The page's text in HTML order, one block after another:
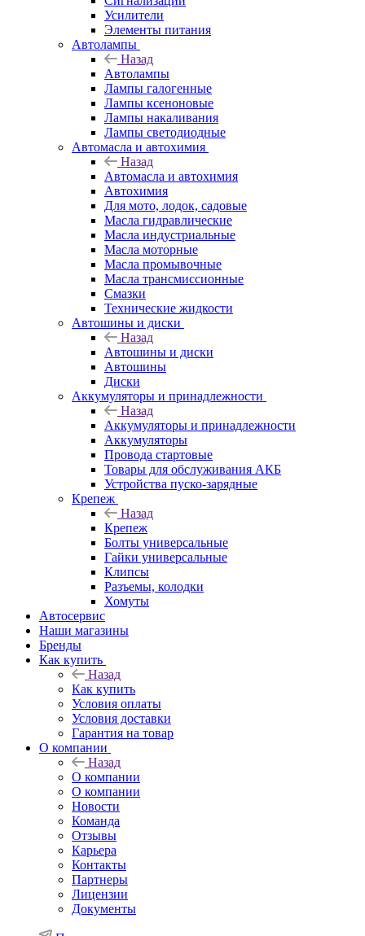
Усилители
Элементы питания
Автолампы
Назад
Автолампы
Лампы галогенные
Лампы ксеноновые
Лампы накаливания
Лампы светодиодные
Автомасла и автохимия
Назад
Автомасла и автохимия
Автохимия
Для мото, лодок, садовые
Масла гидравлические
Масла индустриальные
Масла моторные
Масла промывочные
Масла трансмиссионные
Смазки
Технические жидкости
Автошины и диски
Назад
Автошины и диски
Автошины
Диски
Аккумуляторы и принадлежности
Назад
Аккумуляторы и принадлежности
Аккумуляторы
Провода стартовые
Товары для обслуживания АКБ
Устройства пуско-зарядные
Крепеж
Назад
Крепеж
Болты универсальные
Гайки универсальные
Клипсы
Разъемы, колодки
Хомуты
Автосервис
Наши магазины
Бренды
Как купить
Назад
Как купить
Условия оплаты
Условия доставки
Гарантия на товар
О компании
Назад
О компании
О компании
Новости
Команда
Отзывы
Карьера
Контакты
Партнеры
Лицензии
Документы